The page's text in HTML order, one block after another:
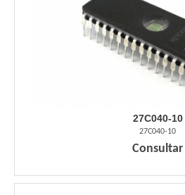
27C040-10
27C040-10
Consultar